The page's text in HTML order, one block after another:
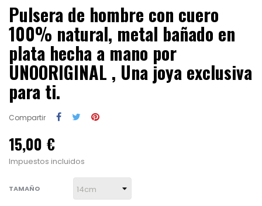
Pulsera de hombre con cuero
100% natural, metal bañado en
plata hecha a mano por
UNOORIGINAL , Una joya exclusiva
para ti.
Compartir
15,00 €
Impuestos incluidos
TAMAÑO